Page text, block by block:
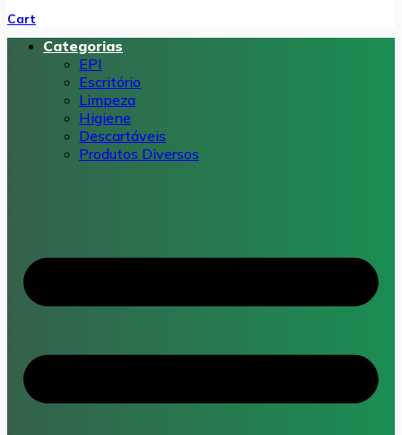
Cart
Categorias
EPI
Escritório
Limpeza
Higiene
Descartáveis
Produtos Diversos